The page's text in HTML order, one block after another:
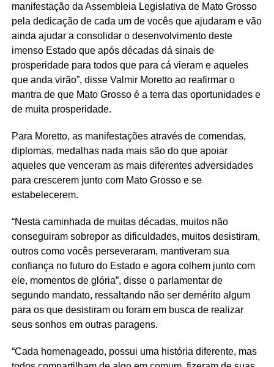
manifestação da Assembleia Legislativa de Mato Grosso
pela dedicação de cada um de vocês que ajudaram e vão
ainda ajudar a consolidar o desenvolvimento deste
imenso Estado que após décadas dá sinais de
prosperidade para todos que para cá vieram e aqueles
que anda virão”, disse Valmir Moretto ao reafirmar o
mantra de que Mato Grosso é a terra das oportunidades e
de muita prosperidade.
Para Moretto, as manifestações através de comendas,
diplomas, medalhas nada mais são do que apoiar
aqueles que venceram as mais diferentes adversidades
para crescerem junto com Mato Grosso e se
estabelecerem.
“Nesta caminhada de muitas décadas, muitos não
conseguiram sobrepor as dificuldades, muitos desistiram,
outros como vocês perseveraram, mantiveram sua
confiança no futuro do Estado e agora colhem junto com
ele, momentos de glória”, disse o parlamentar de
segundo mandato, ressaltando não ser demérito algum
para os que desistiram ou foram em busca de realizar
seus sonhos em outras paragens.
“Cada homenageado, possui uma história diferente, mas